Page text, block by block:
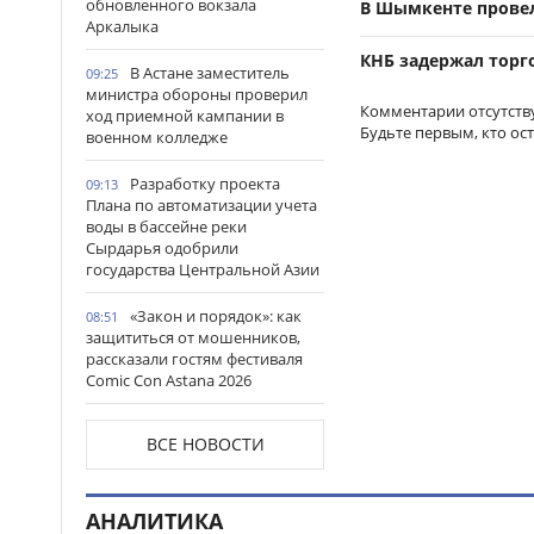
обновленного вокзала
Аркалыка
09:25
В Астане заместитель
министра обороны проверил
ход приемной кампании в
военном колледже
09:13
Разработку проекта
Плана по автоматизации учета
воды в бассейне реки
Сырдарья одобрили
государства Центральной Азии
08:51
«Закон и порядок»: как
защититься от мошенников,
рассказали гостям фестиваля
Comic Con Astana 2026
Более 100 объектов
планируется построить в
Алматинской области в этом
году
ВСЕ НОВОСТИ
В Шымкенте
КНБ задержал
Комментарии
Будьте первым, кто
АНАЛИТИКА